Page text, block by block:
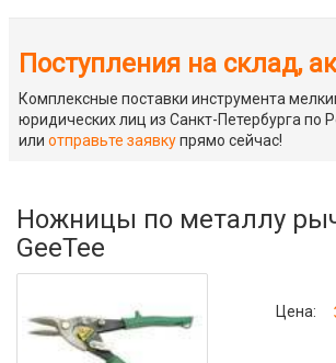
Поступления на склад,
Комплексные поставки инструмента
юридических лиц из Санкт-Петербурга по
или отправьте заявкупрямо сейчас!
Ножницы по металлу
GeeTee
Цена: